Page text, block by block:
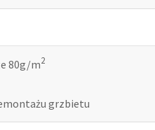
80g/m2
grzbietu